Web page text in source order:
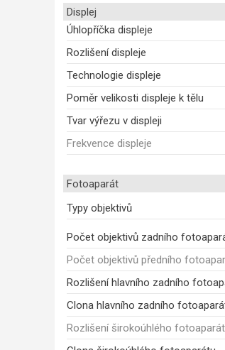
Displej
Úhlopříčka displeje
Rozlišení displeje
Technologie displeje
Poměr velikosti displeje k tělu
Tvar výřezu v displeji
Frekvence displeje
Fotoaparát
Typy objektivů
Počet objektivů zadního
Počet objektivů předního
Rozlišení hlavního zadního
Clona hlavního zadního
Rozlišení širokoúhlého